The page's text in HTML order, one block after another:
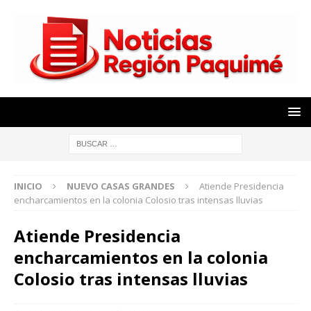
INICIO NUEVO CASAS GRANDES
Atiende Presidencia
encharcamientos en la colonia Colosio tras intensas lluvias
Atiende Presidencia
encharcamientos en la colonia
Colosio tras intensas lluvias